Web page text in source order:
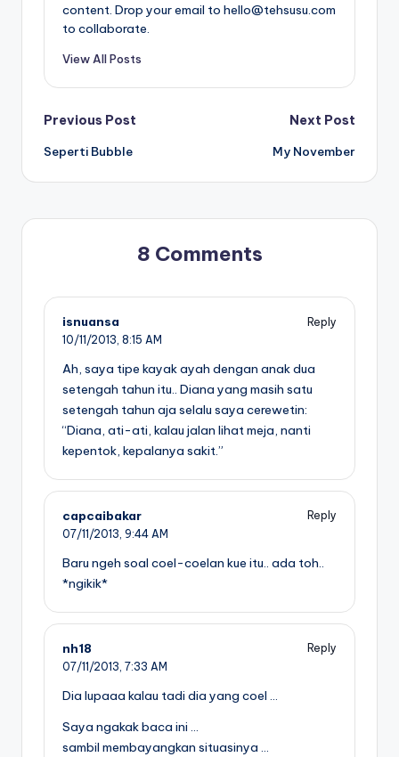
content. Drop your email to hello@tehsusu.com
to collaborate.
View All Posts
Post
navigation
Previous Post
Seperti Bubble
Next Post
My November
8 Comments
isnuansa
Reply
10/11/2013, 8:15 AM
Ah, saya tipe kayak ayah dengan anak dua
setengah tahun itu.. Diana yang masih satu
setengah tahun aja selalu saya cerewetin:
“Diana, ati-ati, kalau jalan lihat meja, nanti
kepentok, kepalanya sakit.”
capcaibakar
Reply
07/11/2013, 9:44 AM
Baru ngeh soal coel-coelan kue itu.. ada toh..
*ngikik*
nh18
Reply
07/11/2013, 7:33 AM
Dia lupaaa kalau tadi dia yang coel …
Saya ngakak baca ini …
sambil membayangkan situasinya …